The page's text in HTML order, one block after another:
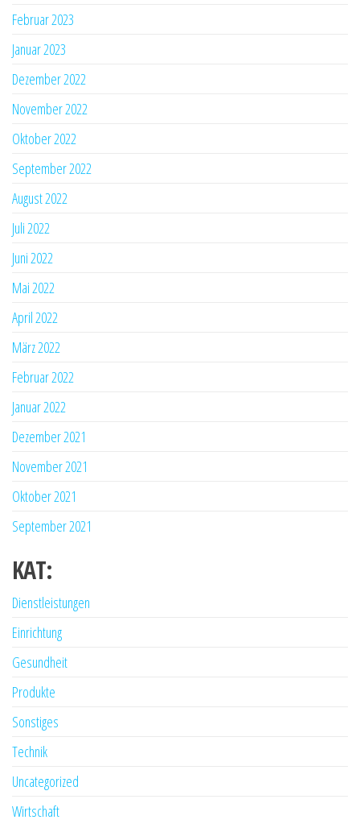
Februar 2023
Januar 2023
Dezember 2022
November 2022
Oktober 2022
September 2022
August 2022
Juli 2022
Juni 2022
Mai 2022
April 2022
März 2022
Februar 2022
Januar 2022
Dezember 2021
November 2021
Oktober 2021
September 2021
KAT:
Dienstleistungen
Einrichtung
Gesundheit
Produkte
Sonstiges
Technik
Uncategorized
Wirtschaft